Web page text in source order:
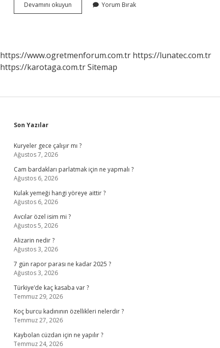
Devamını okuyun
Krizi
Yorum Bırak
https://www.ogretmenforum.com.tr https://lunatec.com.tr
https://karotaga.com.trSitemap
Sidebar
Son Yazılar
Kuryeler gece çalışır mı ?
Ağustos 7, 2026
Cam bardakları parlatmak için ne yapmalı ?
Ağustos 6, 2026
Kulak yemeği hangi yöreye aittir ?
Ağustos 6, 2026
Avcılar özel isim mi ?
Ağustos 5, 2026
Alizarin nedir ?
Ağustos 3, 2026
7 gün rapor parası ne kadar 2025 ?
Ağustos 3, 2026
Türkiye’de kaç kasaba var ?
Temmuz 29, 2026
Koç burcu kadınının özellikleri nelerdir ?
Temmuz 27, 2026
Kaybolan cüzdan için ne yapılır ?
Temmuz 24, 2026